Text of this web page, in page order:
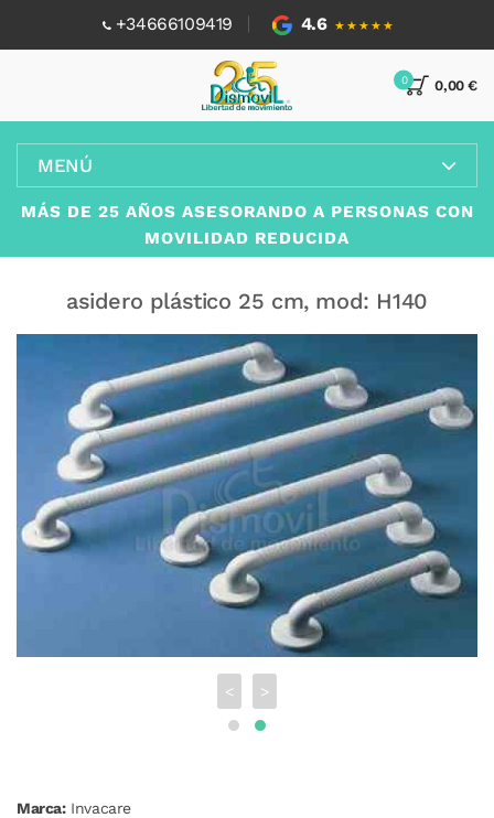
+34666109419 4.6 ★★★★★
0,00 €
0
MENÚ
MÁS DE 25 AÑOS ASESORANDO A PERSONAS CON
MOVILIDAD REDUCIDA
asidero plástico 25 cm, mod: H140
< >
Marca: Invacare